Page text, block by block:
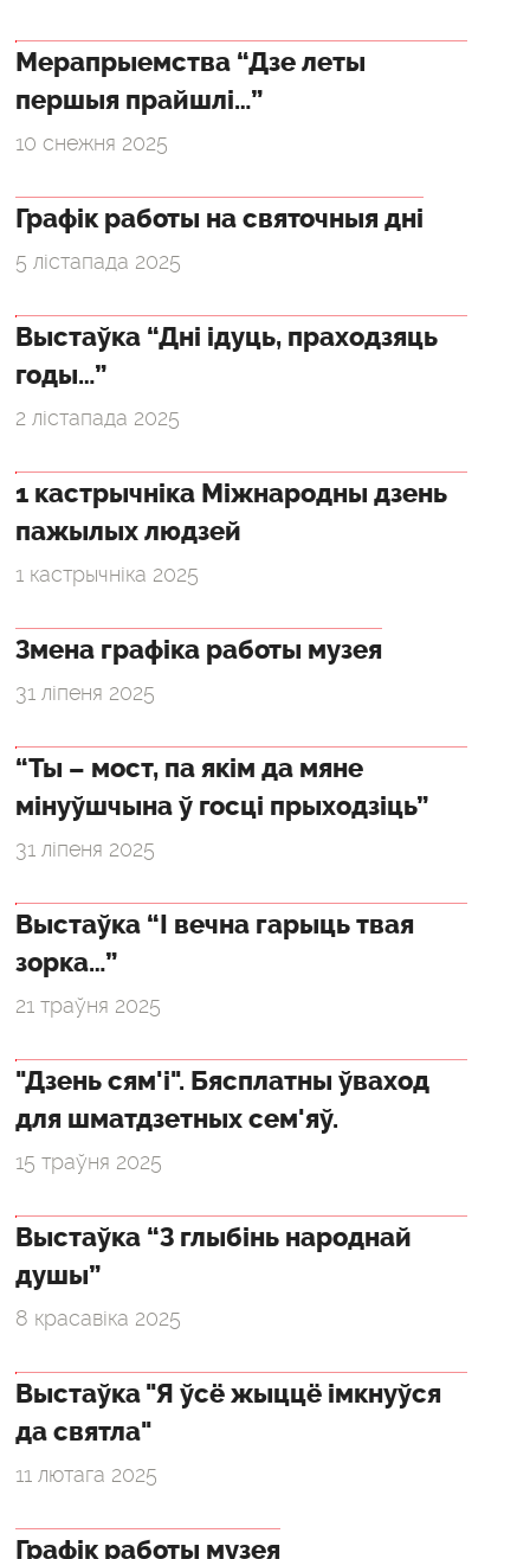
Мерапрыемства “Дзе леты
першыя прайшлі…”
10 снежня 2025
Графік работы на святочныя дні
5 лістапада 2025
Выстаўка “Дні ідуць, праходзяць
годы…”
2 лістапада 2025
1 кастрычніка Міжнародны дзень
пажылых людзей
1 кастрычніка 2025
Змена графіка работы музея
31 ліпеня 2025
“Ты – мост, па якім да мяне
мінуўшчына ў госці прыходзіць”
31 ліпеня 2025
Выстаўка “І вечна гарыць твая
зорка…”
21 траўня 2025
"Дзень сям'і". Бясплатны ўваход
для шматдзетных сем'яў.
15 траўня 2025
Выстаўка “З глыбінь народнай
душы”
8 красавіка 2025
Выстаўка "Я ўсё жыццё імкнуўся
да святла"
11 лютага 2025
Графік работы музея